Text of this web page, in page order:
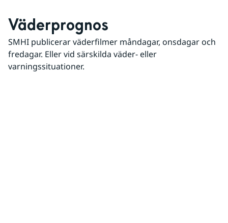
Väderprognos
SMHI publicerar väderfilmer måndagar, onsdagar och
fredagar. Eller vid särskilda väder- eller
varningssituationer.